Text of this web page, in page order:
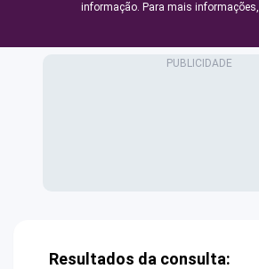
informação. Para mais informações,
Resultados da consulta: